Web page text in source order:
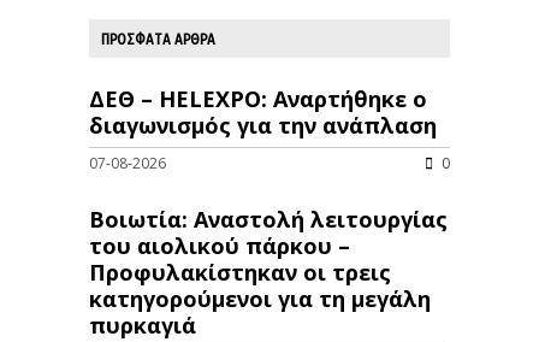
ΠΡΟΣΦΑΤΑ ΑΡΘΡΑ
ΔΕΘ – HELEXPO: Αναρτήθηκε ο
διαγωνισμός για την ανάπλαση
07-08-2026 0
Βοιωτία: Αναστολή λειτουργίας
του αιολικού πάρκου –
Προφυλακίστηκαν οι τρεις
κατηγορούμενοι για τη μεγάλη
πυρκαγιά